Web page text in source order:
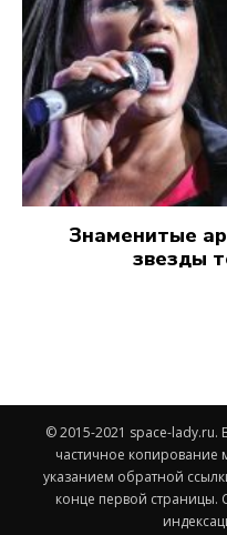
Знаменитые
звезды
© 2015-2021 space-
частичное копирование
указанием обратной
конце первой страницы.